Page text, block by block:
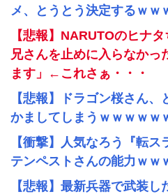
メ、とうとう決定するｗｗ
【悲報】NARUTOのヒナ
兄さんを止めに入らなかっ
ます」←これさぁ・・・
【悲報】ドラゴン桜さん
かましてしまうｗｗｗｗｗ
【衝撃】人気なろう『転ス
テンペストさんの能力ｗｗ
【悲報】最新兵器で武装